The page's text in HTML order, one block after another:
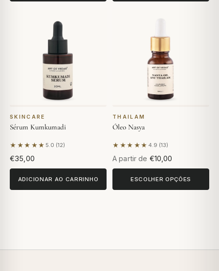
SKINCARE
Sérum Kumkumadi
★★★★★ 5.0 (12)
Com base em 12 avaliações
€35,00
ADICIONAR AO CARRINHO
THAILAM
Óleo Nasya
★★★★★ 4.9 (13)
Com base em 13 avaliações
A partir de €10,00
ESCOLHER OPÇÕES